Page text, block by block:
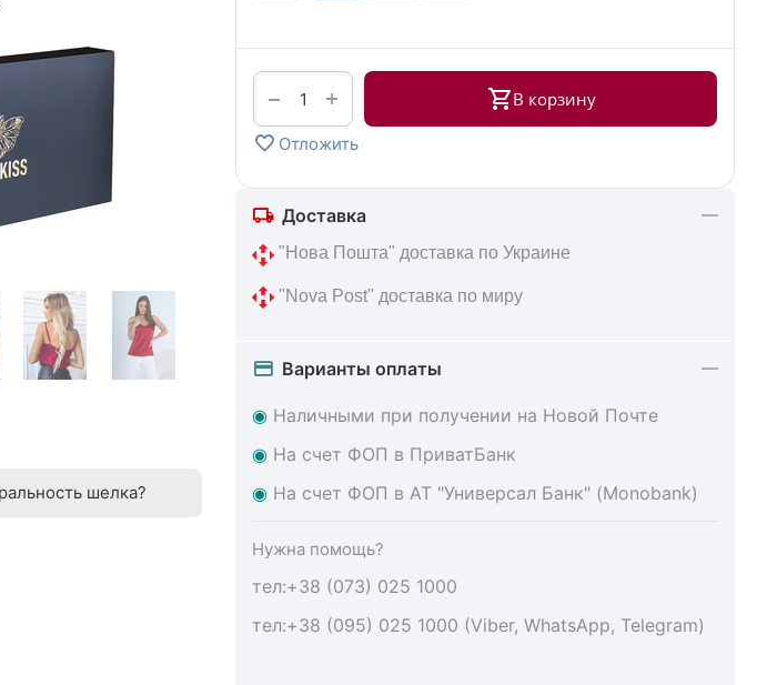
+
− В корзину
Отложить
Доставка
"Нова Пошта" доставка по Украине
"Nova Post" доставка по миру
Варианты оплаты
◉ Наличными при получении на Новой Почте
◉ На счет ФОП в ПриватБанк
◉ На счет ФОП в АТ "Универсал Банк" (Monobank)
Нужна помощь?
тел:+38 (073) 025 1000
тел:+38 (095) 025 1000 (Viber, WhatsApp, Telegram)
шелка?